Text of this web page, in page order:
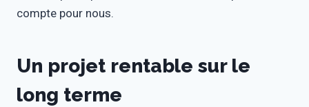
compte pour nous.
Un projet rentable sur le
long terme